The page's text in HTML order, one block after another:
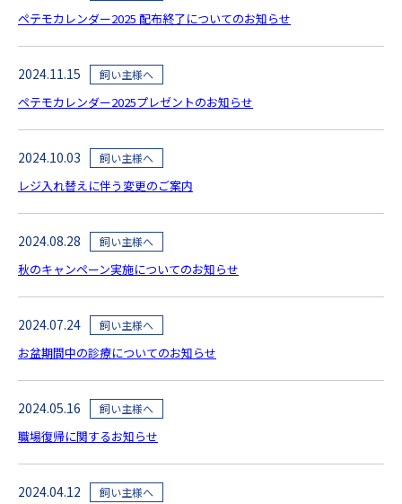
ペテモカレンダー2025 配布終了についてのお知らせ
2024.11.15 飼い主様へ
ペテモカレンダー2025プレゼントのお知らせ
2024.10.03 飼い主様へ
レジ入れ替えに伴う変更のご案内
2024.08.28 飼い主様へ
秋のキャンペーン実施についてのお知らせ
2024.07.24 飼い主様へ
お盆期間中の診療についてのお知らせ
2024.05.16 飼い主様へ
職場復帰に関するお知らせ
2024.04.12 飼い主様へ